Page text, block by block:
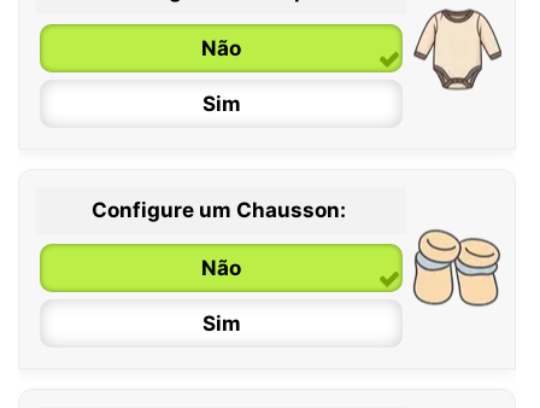
Não
Sim
0 / 6 meses
6 / 12 meses
12 / 18 meses
Configure um Chausson:
Não
Sim